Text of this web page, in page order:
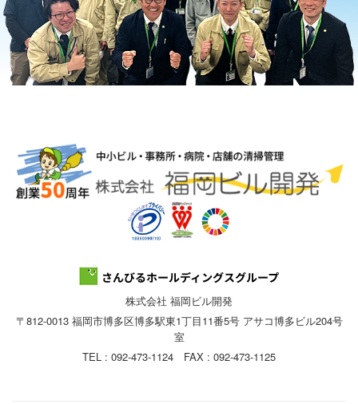
株式会社 福岡ビル開発
〒812-0013 福岡市博多区博多駅東1丁目11番5号 アサコ博多ビル204号
室
TEL : 092-473-1124 FAX : 092-473-1125